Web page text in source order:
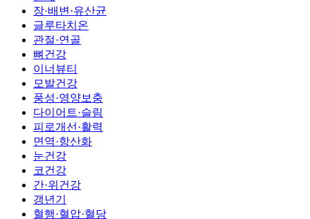
장·배변·유산균
글루타치온
관절·연골
뼈건강
이너뷰티
모발건강
풍성·영양보충
다이어트·슬림
피로개선·활력
면역·항산화
눈건강
코건강
간·위건강
갱년기
혈행·혈압·혈당